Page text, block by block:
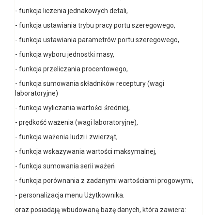
- funkcja liczenia jednakowych detali,
- funkcja ustawiania trybu pracy portu szeregowego,
- funkcja ustawiania parametrów portu szeregowego,
- funkcja wyboru jednostki masy,
- funkcja przeliczania procentowego,
- funkcja sumowania składników receptury (wagi
laboratoryjne)
- funkcja wyliczania wartości średniej,
- prędkość ważenia (wagi laboratoryjne),
- funkcja ważenia ludzi i zwierząt,
- funkcja wskazywania wartości maksymalnej,
- funkcja sumowania serii ważeń
- funkcja porównania z zadanymi wartościami progowymi,
- personalizacja menu Użytkownika.
oraz posiadają wbudowaną bazę danych, która zawiera: